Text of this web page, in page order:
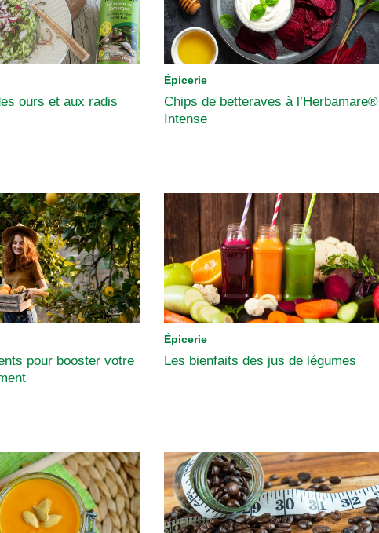
ours et aux radis
Épicerie
Chips de betteraves à l’Herbamare®
Intense
pour booster votre
Épicerie
Les bienfaits des jus de légumes